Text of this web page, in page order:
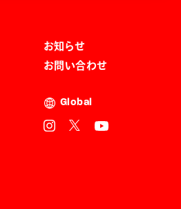
お知らせ
お問い合わせ
Global